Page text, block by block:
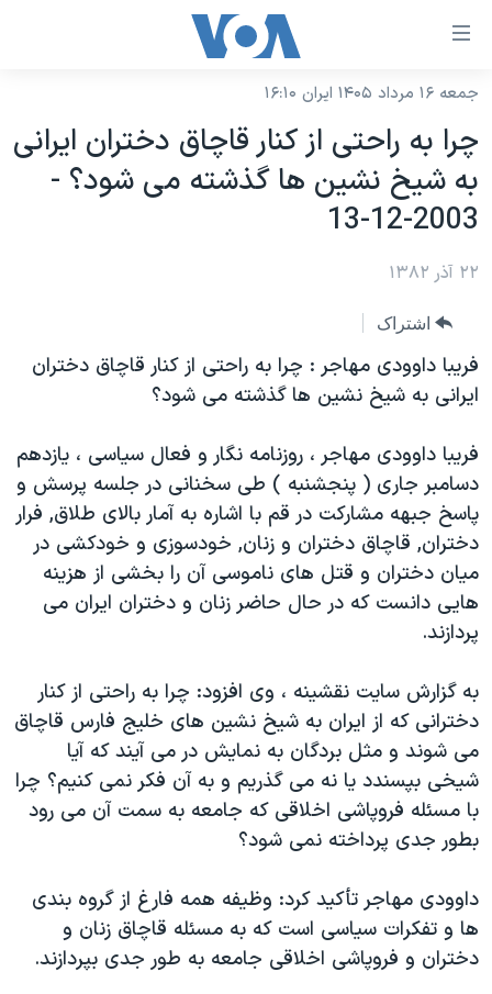
لینکهای
دسترسی
جهش
محتوای
اصلی
صفحه
جهش
به
نسخه سبک وب‌سایت
موضوع ها
آمریکا
جهان
ورزشی
گزیده‌ها
ویدیوها
فرهنگ و زندگی
حقوق شهروندی
اقتصادی
علم و فناوری
گالری عکس
آرشیو پخش زنده
برنامه های تلویزیونی
جدول برنامه ها
صفحه‌های ویژه
جام جهانی ۲۰۲۶
عملیات خشم حماسی
بایگانی برنامه‌های تلویزیونی
مستندها
انتخابات ریاست جمهوری آمریکا ۲۰۲۴
حمله جمهوری اسلامی به اسرائیل
رمز مهسا
اعتراضات زن، زندگی، آزادی
مجموعه مستندهای دادخواهی
تریبونال مردمی آبان ۹۸
دادگاه حمید نوری
قانون شفافیت دارائی کادر رهبری ایران
اعتراضات مردمی آبان ۹۸
فرکانس‌های صدای آمریکا
پخش رادیویی
یادگیری زبان انگلیسی
دنبال کنید
جمعه ۱۶ مرداد ۱۴۰۵ ایران ۱۶:۱۰
چرا به راحتی از كنار قاچاق دختران ايرانی
به شيخ نشين ها گذشته می شود؟ -
2003-12-13
۲۲ آذر ۱۳۸۲
اشتراک
فريبا داوودی مهاجر : چرا به راحتی از كنار قاچاق دختران
ايرانی به شيخ نشين ها گذشته می شود؟
فريبا داوودی مهاجر ، روزنامه نگار و فعال سياسی ، يازدهم
دسامبر جاری ( پنجشنبه ) طی سخنانی در جلسه پرسش و
پاسخ جبهه مشاركت در قم با اشاره به آمار بالای طلاق, فرار
دختران, قاچاق دختران و زنان, خودسوزی و خودكشی در
ميان دختران و قتل های ناموسی آن را بخشی از هزينه
هايی دانست كه در حال حاضر زنان و دختران ايران می
پردازند.
به گزارش سايت نقشينه ، وی افزود: چرا به راحتی از كنار
دخترانی كه از ايران به شيخ نشين های خليج فارس قاچاق
می شوند و مثل بردگان به نمايش در می آيند كه آيا
شيخی بپسندد يا نه می گذريم و به آن فكر نمی كنيم؟ چرا
با مسئله فروپاشی اخلاقی كه جامعه به سمت آن می رود
بطور جدی پرداخته نمی شود؟
داوودی مهاجر تأكيد كرد: وظيفه همه فارغ از گروه بندی
ها و تفكرات سياسی است كه به مسئله قاچاق زنان و
دختران و فروپاشی اخلاقی جامعه به طور جدی بپردازند.